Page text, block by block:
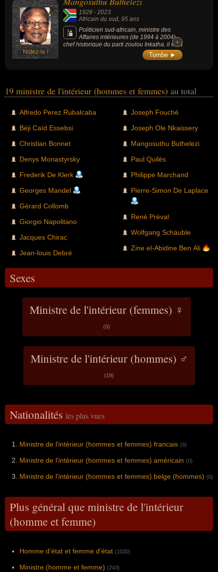
Notez-le !
1928 - 2023
Africain du sud, 95 ans
Politicien sud-africain, ministre des
Affaires intérieures (de 1994 à 2004),
chef historique du parti zoulou Inkatha, il était
à l’origine des violences les plus marquantes
en Afrique du Sud avant les premières
+
+
Tombe ►
19 ministre de l'intérieur (hommes et femmes) au total
Alfredo Perez Rubalcaba
Béji Caïd Essebsi
Christian Bonnet
Denys Monastyrsky
Frederik De Klerk
Georges Mandel
Gérard Collomb
Giorgio Napolitano
Jacques Chirac
Jean-louis Debré
Joseph Fouché
Joseph Ole Nkaissery
Mangosuthu Buthelezi
Paul Quilès
Philippe Marchand
Pierre-Simon De Laplace
René Préval
Wolfgang Schäuble
Zine el-Abidine Ben Ali
Sexes
Ministre de l'intérieur (femmes) ♀
(0)
Ministre de l'intérieur (hommes) ♂
(19)
Nationalités les plus vues
Ministre de l'intérieur (hommes et femmes) francais (9)
Ministre de l'intérieur (hommes et femmes) américain (0)
Ministre de l'intérieur (hommes et femmes) belge (hommes) (0)
Plus général que ministre de l'intérieur
(homme et femme)
Homme d'état et femme d'état (1020)
Ministre (homme et femme) (243)